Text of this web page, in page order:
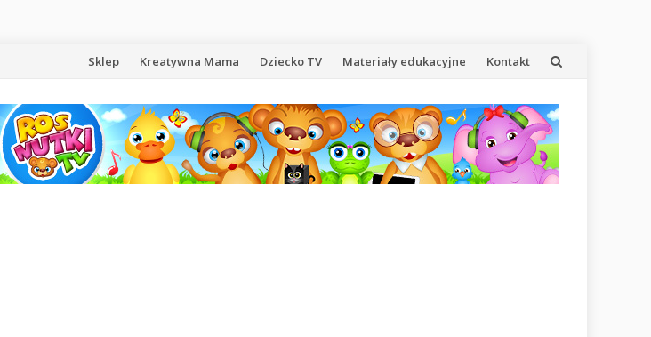
Przejdź
treści
Sklep Kreatywna Mama Dziecko TV Materiały edukacyjne Kontakt